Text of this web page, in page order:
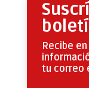
Recibe
tu correo